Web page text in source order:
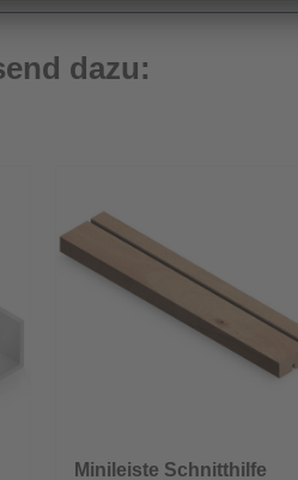
dazu:
Minileiste Schnitthilfe